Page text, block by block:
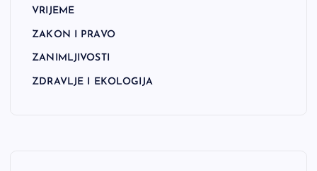
VRIJEME
ZAKON I PRAVO
ZANIMLJIVOSTI
ZDRAVLJE I EKOLOGIJA